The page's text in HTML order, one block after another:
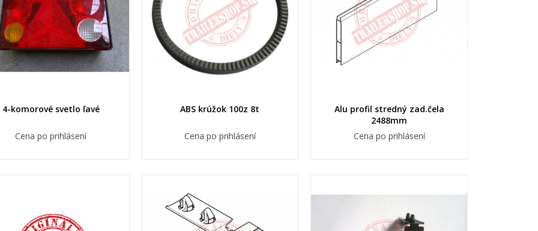
4-komorové svetlo ľavé
Cena po prihlásení
ABS krúžok 100z 8t
Cena po prihlásení
Alu profil stredný zad.čela
2488mm
Cena po prihlásení